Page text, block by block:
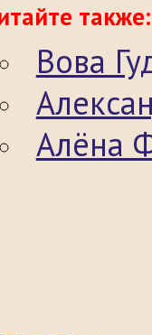
также:
Вова
Алёна